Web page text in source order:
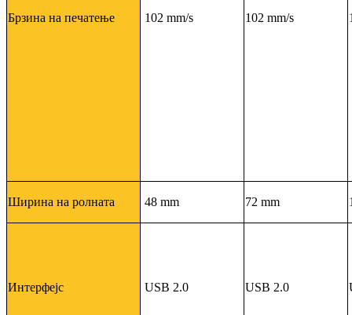
Брзина на печатење 102 mm/s 102 mm/s
Ширина на ролната 48 mm 72 mm
Интерфејс USB 2.0 USB 2.0